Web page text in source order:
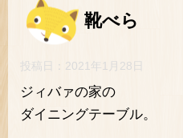
靴べら
投稿日： 2021年1月28日
ジィバァの家の
ダイニングテーブル。